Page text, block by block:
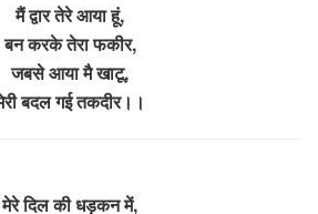
मैं द्वार तेरे आया हूं,
बन करके तेरा फकीर,
जबसे आया मै खाटू,
बदल गई तकदीर।।
मेरे दिल की धड़कन में,